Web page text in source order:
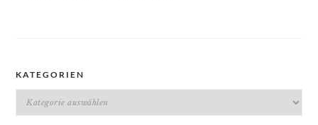
KATEGORIEN
Kategorien